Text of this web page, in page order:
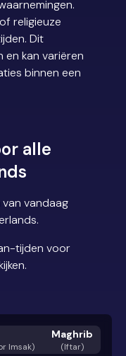
religieuze
Dit
en kan variëren
binnen een
alle
vandaag
tijden voor
Imsak)
Maghrib
(Iftar)